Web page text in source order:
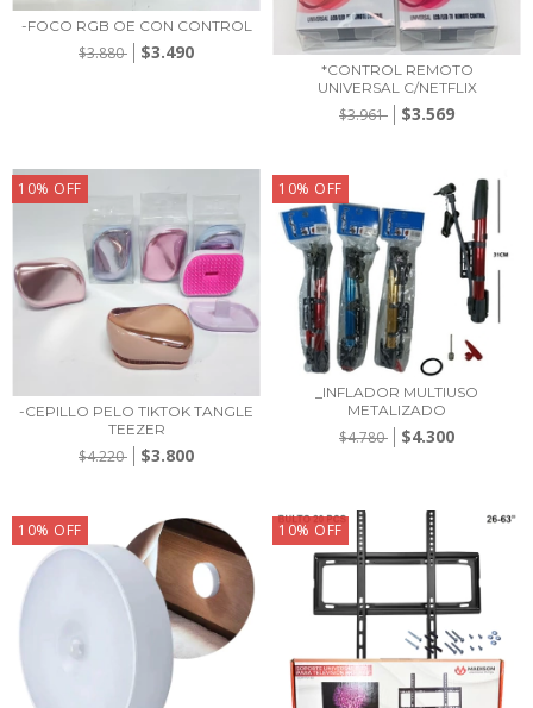
-FOCO RGB OE CON CONTROL
$3.880 $3.490
*CONTROL REMOTO
UNIVERSAL C/NETFLIX
$3.961 $3.569
10% OFF
-CEPILLO PELO TIKTOK TANGLE
TEEZER
$4.220 $3.800
10% OFF
_INFLADOR MULTIUSO
METALIZADO
$4.780 $4.300
10% OFF 10% OFF